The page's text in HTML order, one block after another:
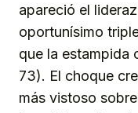
apareció el
oportunísimo
que la estampida
73). El choque
más vistoso